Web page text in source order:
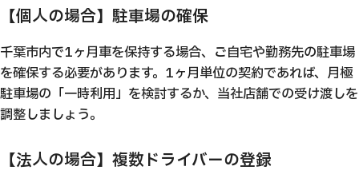
【個人の場合】駐車場の確保
千葉市内で1ヶ月車を保持する場合、ご自宅や勤務先の駐車場
を確保する必要があります。1ヶ月単位の契約であれば、月極
駐車場の「一時利用」を検討するか、当社店舗での受け渡しを
調整しましょう。
【法人の場合】複数ドライバーの登録